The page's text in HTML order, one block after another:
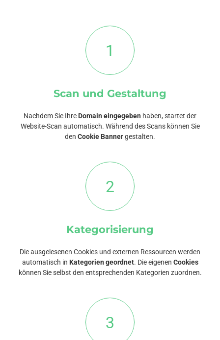
1
Scan und Gestaltung
Nachdem Sie Ihre Domain eingegeben haben, startet der
Website-Scan automatisch. Während des Scans können Sie
den Cookie Bannergestalten.
2
Kategorisierung
Die ausgelesenen Cookies und externen Ressourcen werden
automatisch in Kategorien geordnet. Die eigenen Cookies
können Sie selbst den entsprechenden Kategorien zuordnen.
3